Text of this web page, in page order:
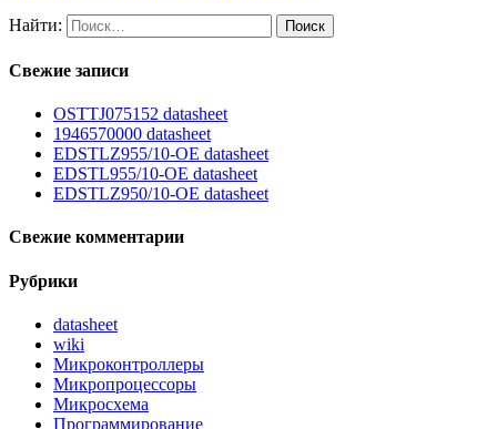
Найти:
Свежие записи
OSTTJ075152 datasheet
1946570000 datasheet
EDSTLZ955/10-OE datasheet
EDSTL955/10-OE datasheet
EDSTLZ950/10-OE datasheet
Свежие комментарии
Рубрики
datasheet
wiki
Микроконтроллеры
Микропроцессоры
Микросхема
Программирование